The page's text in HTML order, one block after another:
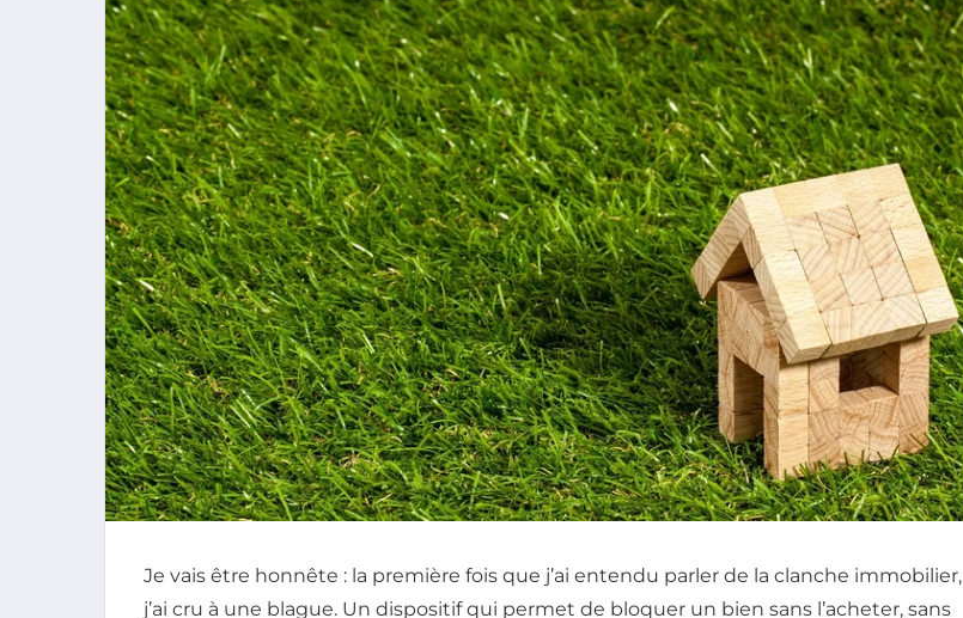
Je vais être honnête : la première fois que j’ai entendu parler de la clanche immobilier,
j’ai cru à une blague. Un dispositif qui permet de bloquer un bien sans l’acheter, sans